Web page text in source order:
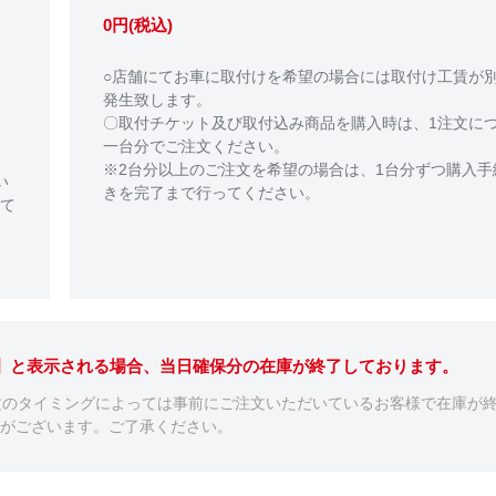
0円(税込)
○店舗にてお車に取付けを希望の場合には取付け工賃が
発生致します。
〇取付チケット及び取付込み商品を購入時は、1注文に
一台分でご注文ください。
※2台分以上のご注文を希望の場合は、1台分ずつ購入手
きを完了まで行ってください。
表示される場合、当日確保分の在庫が終了しております。
タイミングによっては事前にご注文いただいているお客様で在庫が
ございます。ご了承ください。